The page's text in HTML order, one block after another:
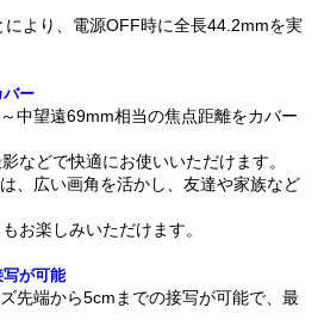
より、電源OFF時に全長44.2mmを実
バー
中望遠69mm相当の焦点距離をカバー
などで快適にお使いいただけます。
、広い画角を活かし、友達や家族など
お楽しみいただけます。
が可能
先端から5cmまでの接写が可能で、最